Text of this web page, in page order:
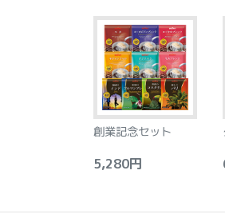
創業記念セット
5,280円